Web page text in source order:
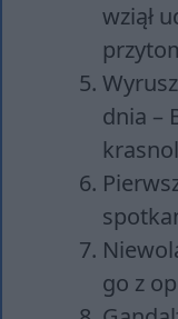
wziął
dnia –
go z